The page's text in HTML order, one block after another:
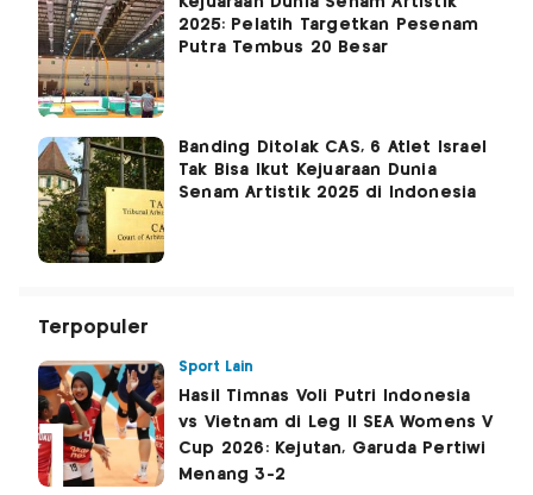
2025: Pelatih Targetkan Pesenam
Putra Tembus 20 Besar
Banding Ditolak CAS, 6 Atlet Israel
Tak Bisa Ikut Kejuaraan Dunia
Senam Artistik 2025 di Indonesia
Terpopuler
Sport Lain
Hasil Timnas Voli Putri Indonesia
vs Vietnam di Leg II SEA Womens V
Cup 2026: Kejutan, Garuda Pertiwi
Menang 3-2